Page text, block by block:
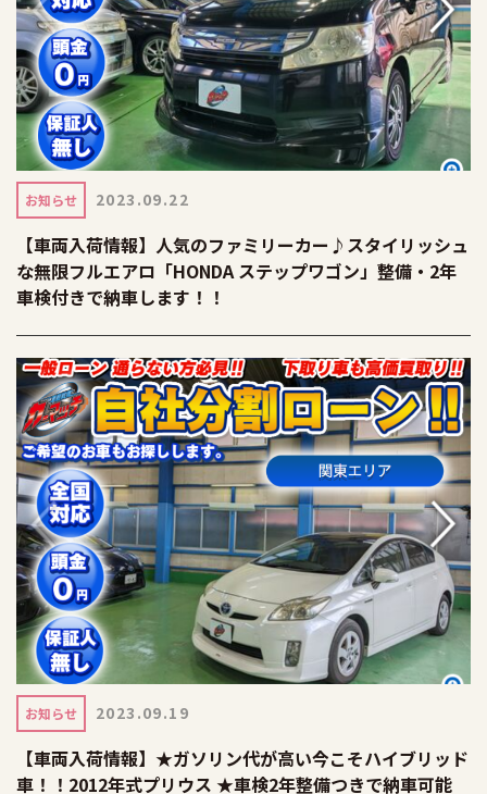
お知らせ 2023.09.22
【車両入荷情報】人気のファミリーカー♪スタイリッシュ
な無限フルエアロ「HONDA ステップワゴン」整備・2年
車検付きで納車します！！
お知らせ 2023.09.19
【車両入荷情報】★ガソリン代が高い今こそハイブリッド
車！！2012年式プリウス ★車検2年整備つきで納車可能